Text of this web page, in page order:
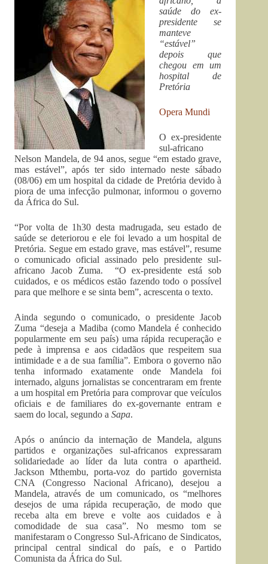
saúde do ex-
presidente se
manteve
“estável”
depois que
chegou em um
hospital de
Pretória
Opera Mundi
O ex-presidente
sul-africano
Nelson Mandela, de 94 anos, segue “em estado grave,
mas estável”, após ter sido internado neste sábado
(08/06) em um hospital da cidade de Pretória devido à
piora de uma infecção pulmonar, informou o governo
da África do Sul.
“Por volta de 1h30 desta madrugada, seu estado de
saúde se deteriorou e ele foi levado a um hospital de
Pretória. Segue em estado grave, mas estável”, resume
o comunicado oficial assinado pelo presidente sul-
africano Jacob Zuma. “O ex-presidente está sob
cuidados, e os médicos estão fazendo todo o possível
para que melhore e se sinta bem”, acrescenta o texto.
Ainda segundo o comunicado, o presidente Jacob
Zuma “deseja a Madiba (como Mandela é conhecido
popularmente em seu país) uma rápida recuperação e
pede à imprensa e aos cidadãos que respeitem sua
intimidade e a de sua família”. Embora o governo não
tenha informado exatamente onde Mandela foi
internado, alguns jornalistas se concentraram em frente
a um hospital em Pretória para comprovar que veículos
oficiais e de familiares do ex-governante entram e
saem do local, segundo a Sapa.
Após o anúncio da internação de Mandela, alguns
partidos e organizações sul-africanos expressaram
solidariedade ao líder da luta contra o apartheid.
Jackson Mthembu, porta-voz do partido governista
CNA (Congresso Nacional Africano), desejou a
Mandela, através de um comunicado, os “melhores
desejos de uma rápida recuperação, de modo que
receba alta em breve e volte aos cuidados e à
comodidade de sua casa”. No mesmo tom se
manifestaram o Congresso Sul-Africano de Sindicatos,
principal central sindical do país, e o Partido
Comunista da África do Sul.